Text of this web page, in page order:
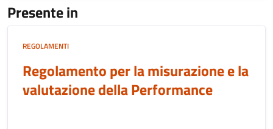
Presente in
REGOLAMENTI
Regolamento per la misurazione e la
valutazione della Performance